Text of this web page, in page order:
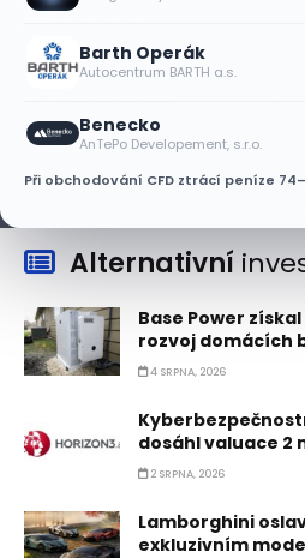
Barth Operák
Autocentrum BARTH a.s.
Benecko
AnTePo Developement, s.r.o.
Při obchodování CFD ztrácí peníze
Akcie SK Hynix
na plán výplaty
Alternativní
Base Power
rozvoj domácích
4 SRPNA, 2026
dosáhl valuace 2
2 SRPNA, 2026
Lamborghini
exkluzivním